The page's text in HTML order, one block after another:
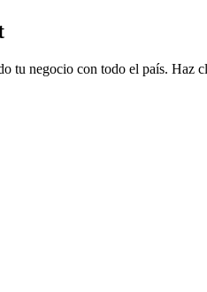
tu negocio con todo el país. Haz